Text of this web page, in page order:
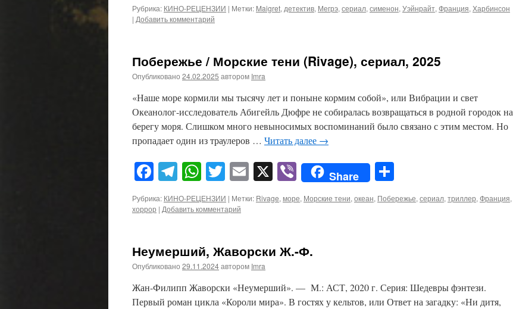
Рубрика: КИНО-РЕЦЕНЗИИ | Метки: Maigret, детектив, Мегрэ, сериал, сименон, Уэйнрайт, Франция, Харбинсон
| Добавить комментарий
Побережье / Морские тени (Rivage), сериал, 2025
Опубликовано 24.02.2025 автором Imra
«Наше море кормили мы тысячу лет и поныне кормим собой», или Вибрации и свет
Океанолог-исследователь Абигейль Дюфре не собиралась возвращаться в родной городок на
берегу моря. Слишком много невыносимых воспоминаний было связано с этим местом. Но
пропадает один из траулеров … Читать далее →
Facebook
Telegram
WhatsApp
Twitter
Email
X ViberShare
Рубрика: КИНО-РЕЦЕНЗИИ | Метки: Rivage, море, Морские тени, океан, Побережье, сериал, триллер, Франция,
хоррор | Добавить комментарий
Неумерший, Жаворски Ж.-Ф.
Опубликовано 29.11.2024автором Imra
Жан-Филипп Жаворски «Неумерший». — М.: АСТ, 2020 г. Серия: Шедевры фэнтези.
Первый роман цикла «Короли мира». В гостях у кельтов, или Ответ на загадку: «Ни дитя,